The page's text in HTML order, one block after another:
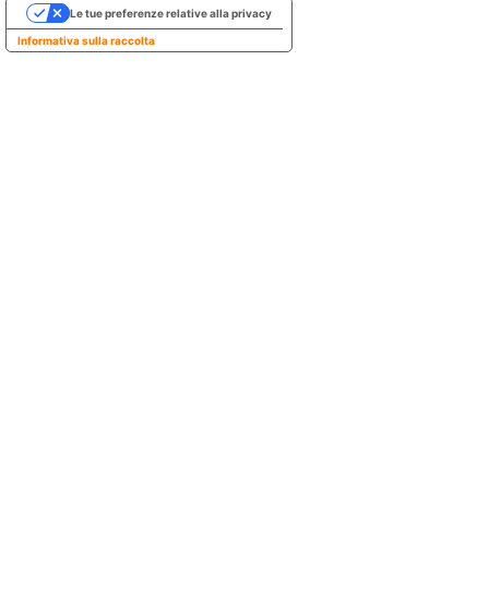
Informativa sulla raccolta
Le tue preferenze relative alla privacy